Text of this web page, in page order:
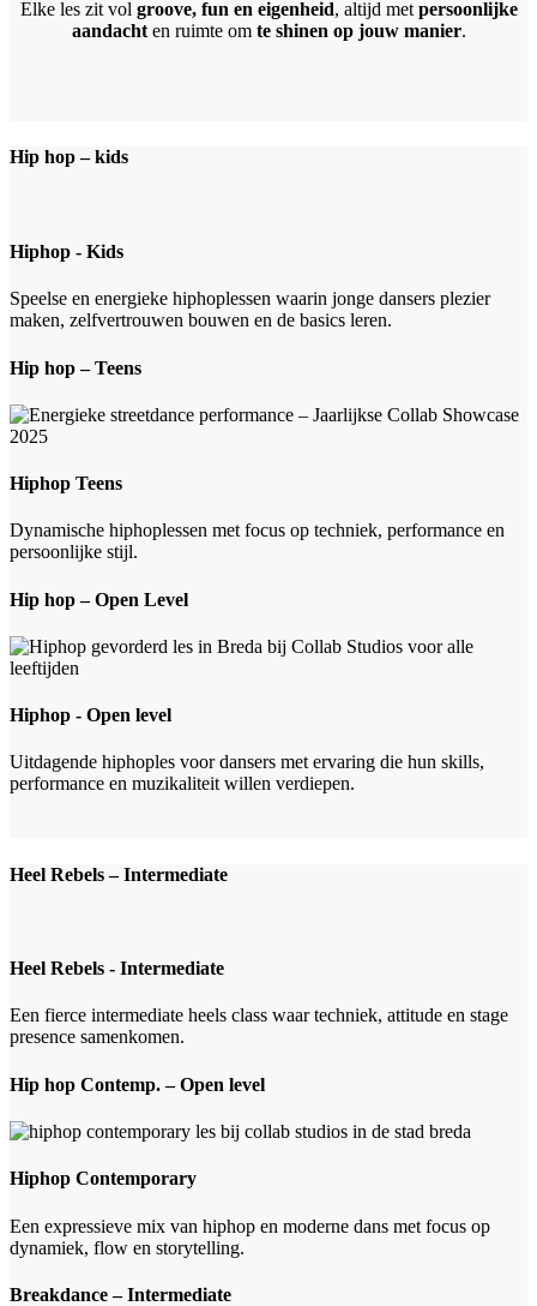
Elke les zit vol groove, fun en eigenheid, altijd met persoonlijke
aandachten ruimte om te shinen op jouw manier.
Hip hop – kids
Hiphop - Kids
Speelse en energieke hiphoplessen waarin jonge dansers plezier
maken, zelfvertrouwen bouwen en de basics leren.
Hip hop – Teens
Hiphop Teens
Dynamische hiphoplessen met focus op techniek, performance en
persoonlijke stijl.
Hip hop – Open Level
Hiphop - Open level
Uitdagende hiphoples voor dansers met ervaring die hun skills,
performance en muzikaliteit willen verdiepen.
Heel Rebels – Intermediate
Heel Rebels - Intermediate
Een fierce intermediate heels class waar techniek, attitude en stage
presence samenkomen.
Hip hop Contemp. – Open level
Hiphop Contemporary
Een expressieve mix van hiphop en moderne dans met focus op
dynamiek, flow en storytelling.
Breakdance – Intermediate